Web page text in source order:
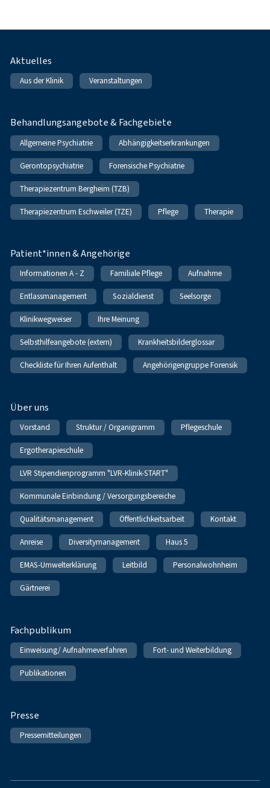
Fußnavigation
Aktuelles
Aus der Klinik Veranstaltungen
Behandlungsangebote & Fachgebiete
Allgemeine Psychiatrie Abhängigkeitserkrankungen
Gerontopsychiatrie Forensische Psychiatrie
Therapiezentrum Bergheim (TZB)
Therapiezentrum Eschweiler (TZE) Pflege Therapie
Patient*innen & Angehörige
Informationen A - Z Familiale Pflege Aufnahme
Entlassmanagement Sozialdienst Seelsorge
Klinikwegweiser Ihre Meinung
Selbsthilfeangebote (extern) Krankheitsbilderglossar
Checkliste für Ihren Aufenthalt Angehörigengruppe Forensik
Über uns
Vorstand Struktur / Organigramm Pflegeschule
Ergotherapieschule
LVR Stipendienprogramm "LVR-Klinik-START"
Kommunale Einbindung / Versorgungsbereiche
Qualitätsmanagement Öffentlichkeitsarbeit Kontakt
Anreise Diversitymanagement Haus 5
EMAS-Umwelterklärung Leitbild Personalwohnheim
Gärtnerei
Fachpublikum
Einweisung/ Aufnahmeverfahren Fort- und Weiterbildung
Publikationen
Presse
Pressemitteilungen